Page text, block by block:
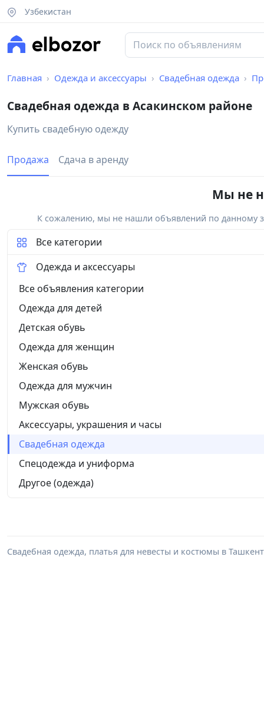
Узбекистан
Главная Одежда и аксессуары Свадебная одежда
Свадебная одежда в Асакинском районе
Купить свадебную одежду
Продажа Сдача в аренду
Мы не
К сожалению, мы не нашли объявлений по данному
Все категории
Одежда и аксессуары
Все объявления категории
Одежда для детей
Детская обувь
Одежда для женщин
Женская обувь
Одежда для мужчин
Мужская обувь
Аксессуары, украшения и часы
Свадебная одежда
Спецодежда и униформа
Другое (одежда)
Свадебная одежда, платья для невесты и костюмы в